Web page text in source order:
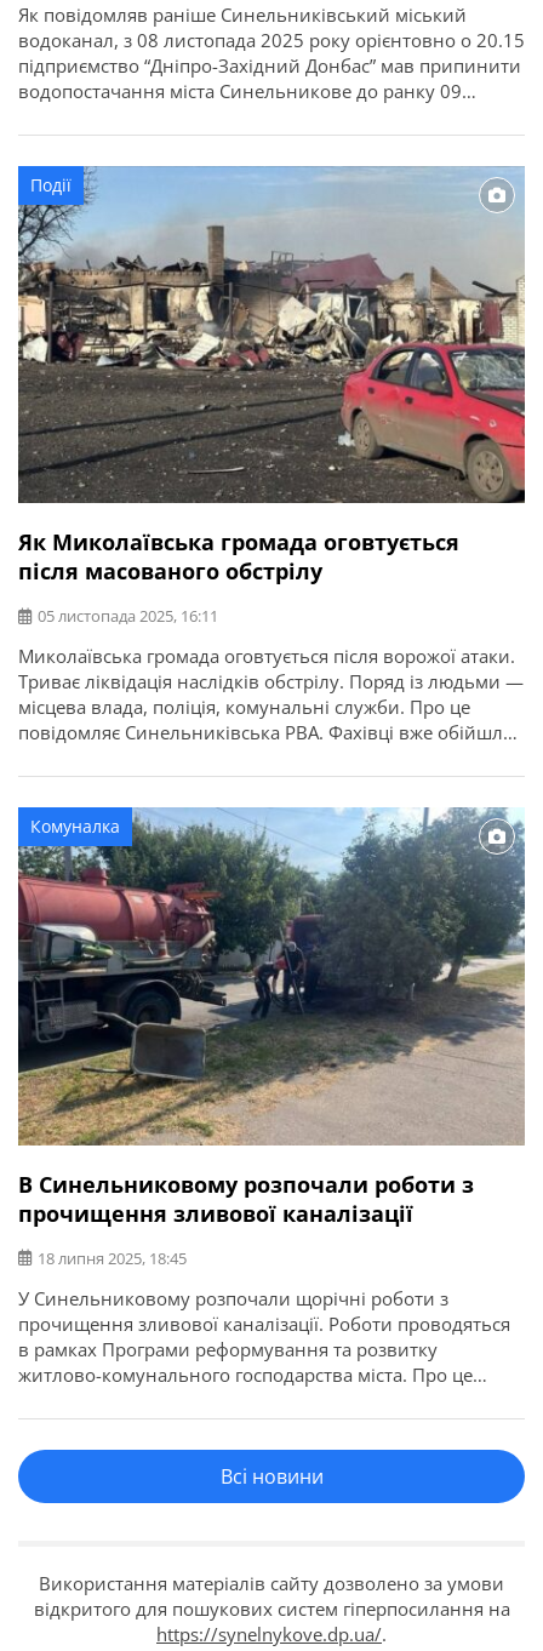
Як повідомляв раніше Синельниківський міський
водоканал, з 08 листопада 2025 року орієнтовно о 20.15
підприємство “Дніпро-Західний Донбас” мав припинити
водопостачання міста Синельникове до ранку 09
відсутність електроенергії. Планувалося проведення
аварійно-відновлювальних робіт. Як стало відомо
сьогодні ввечері, за інформацією підприємства «Дніпро-
Західний Донбас», у зв’язку з аварією на магістральному
трубопроводі […]
Події
Як Миколаївська громада оговтується
після масованого обстрілу
05 листопада 2025, 16:11
Миколаївська громада оговтується після ворожої атаки.
Триває ліквідація наслідків обстрілу. Поряд із людьми —
місцева влада, поліція, комунальні служби. Про це
повідомляє Синельниківська РВА. Фахівці вже обійшли
позачергове засідання місцевої комісії ТЕБ і НС, щоб
визначити першочергові потреби постраждалих родин.
Серед головного — забезпечення будівельними
матеріалами. До допомоги долучилися […]
Комуналка
В Синельниковому розпочали роботи з
прочищення зливової каналізації
18 липня 2025, 18:45
У Синельниковому розпочали щорічні роботи з
прочищення зливової каналізації. Роботи проводяться
в рамках Програми реформування та розвитку
житлово-комунального господарства міста. Про це
чистять зливові магістралі від сміття та мулу, а потім
промивають їх водою із застосуванням спеціальної
техніки. На даний час роботи ведуться у центральній
частині та по вулиці Небесна. […]
Всі новини
Використання матеріалів сайту дозволено за умови
відкритого для пошукових систем гіперпосилання на
https://synelnykove.dp.ua/.